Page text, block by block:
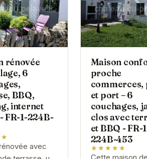
rénovée
6
BBQ,
internet
FR-1-224B-
avec
Maison
proche
commerces,
et port – 6
couchages,
clos avec
et BBQ - FR-
224B-453
★★★★★